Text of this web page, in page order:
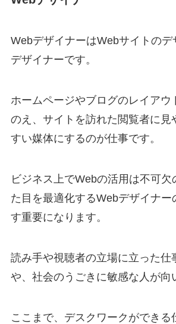
WebデザイナーはWebサイトのデ
デザイナーです。
ホームページやブログのレイアウ
のえ、サイトを訪れた閲覧者に見
すい媒体にするのが仕事です。
ビジネス上でWebの活用は不可欠
た目を最適化するWebデザイナー
す重要になります。
読み手や視聴者の立場に立った仕
や、社会のうごきに敏感な人が向
ここまで、デスクワークができる